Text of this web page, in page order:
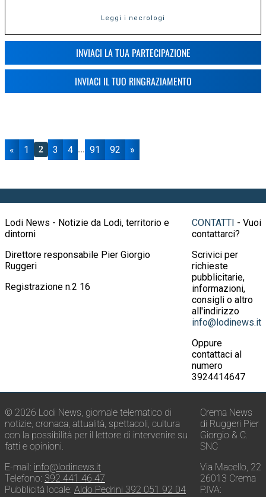
Leggi i necrologi
INVIACI LA TUA PARTECIPAZIONE
INVIACI IL TUO RINGRAZIAMENTO
« 1 2 3 4 ... 91 92 »
Lodi News - Notizie da Lodi, territorio e
dintorni
Direttore responsabile Pier Giorgio
Ruggeri
Registrazione n.2 16
CONTATTI - Vuoi
contattarci?
Scrivici per
richieste
pubblicitarie,
informazioni,
consigli o altro
all'indirizzo
info@lodinews.it
Oppure
contattaci al
numero
3924414647
© 2026 Lodi News, giornale telematico di
notizie, cronaca, attualità, spettacoli, cultura
con la possibilità per il lettore di intervenire su
fatti e opinioni.
E-mail: info@lodinews.it
Telefono: 392 441 46 47
Pubblicità locale: Aldo Pedrini 392 051 92 04
Crema News
di Ruggeri Pier
Giorgio & C.
SNC
Via Macello, 22
26013 Crema
P.IVA: